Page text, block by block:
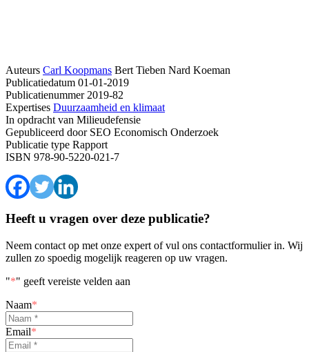
Auteurs Carl Koopmans Bert Tieben Nard Koeman
Publicatiedatum 01-01-2019
Publicatienummer2019-82
Expertises Duurzaamheid en klimaat
In opdracht van Milieudefensie
Gepubliceerd doorSEO Economisch Onderzoek
Publicatie type Rapport
ISBN 978-90-5220-021-7
Heeft u vragen over deze publicatie?
Neem contact op met onze expert of vul ons contactformulier in. Wij
zullen zo spoedig mogelijk reageren op uw vragen.
"*" geeft vereiste velden aan
Naam*
Email*